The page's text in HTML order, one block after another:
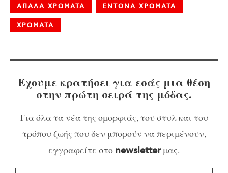
ΑΠΑΛΑ ΧΡΩΜΑΤΑ ΕΝΤΟΝΑ ΧΡΩΜΑΤΑ
ΧΡΩΜΑΤΑ
Έχουμε κρατήσει για εσάς μια θέση
στην πρώτη σειρά της μόδας.
Για όλα τα νέα της ομορφιάς, του στυλ και του
τρόπου ζωής που δεν μπορούν να περιμένουν,
εγγραφείτε στο newsletterμας.